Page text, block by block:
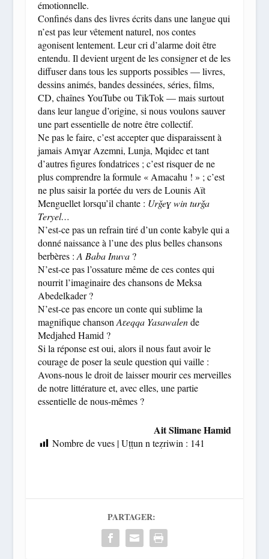
émotionnelle.
Confinés dans des livres écrits dans une langue qui
n’est pas leur vêtement naturel, nos contes
agonisent lentement. Leur cri d’alarme doit être
entendu. Il devient urgent de les consigner et de les
diffuser dans tous les supports possibles — livres,
dessins animés, bandes dessinées, séries, films,
CD, chaînes YouTube ou TikTok — mais surtout
dans leur langue d’origine, si nous voulons sauver
une part essentielle de notre être collectif.
Ne pas le faire, c’est accepter que disparaissent à
jamais Amɣar Azemni, Lunja, Mqidec et tant
d’autres figures fondatrices ; c’est risquer de ne
plus comprendre la formule « Amacahu ! » ; c’est
ne plus saisir la portée du vers de Lounis Aït
Menguellet lorsqu’il chante : Urǧeɣ win turǧa
Teryel…
N’est-ce pas un refrain tiré d’un conte kabyle qui a
donné naissance à l’une des plus belles chansons
berbères :A Baba Inuva?
N’est-ce pas l’ossature même de ces contes qui
nourrit l’imaginaire des chansons de Meksa
Abedelkader ?
N’est-ce pas encore un conte qui sublime la
magnifique chansonAɛeqqa Yasawalende
Medjahed Hamid ?
Si la réponse est oui, alors il nous faut avoir le
courage de poser la seule question qui vaille :
Avons-nous le droit de laisser mourir ces merveilles
de notre littérature et, avec elles, une partie
essentielle de nous-mêmes ?
Ait Slimane Hamid
Nombre de vues | Uṭṭun n teẓriwin : 141
PARTAGER: